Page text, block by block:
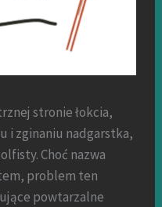
stronie łokcia,
i zginaniu nadgarstka,
Choć nazwa
problem ten
powtarzalne